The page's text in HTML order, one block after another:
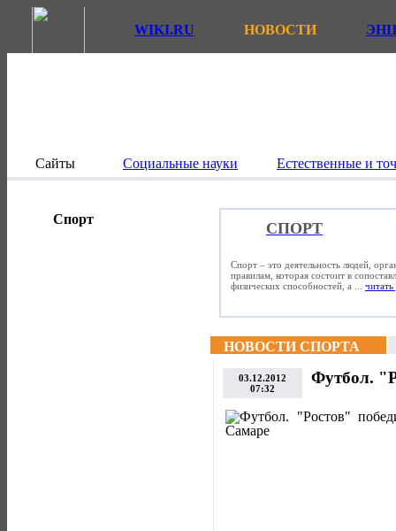
WIKI.RU НОВОСТИ
Сайты Социальные науки Естественные и
Спорт
СПОРТ
Спорт – это деятельность людей,
правилам, которая состоит в
физических способностей, а ... читать
НОВОСТИ СПОРТА
03.12.2012
07:32
Футбол.